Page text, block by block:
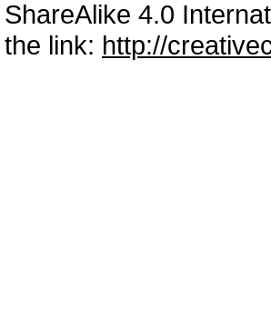
ShareAlike 4.0
the link: http://